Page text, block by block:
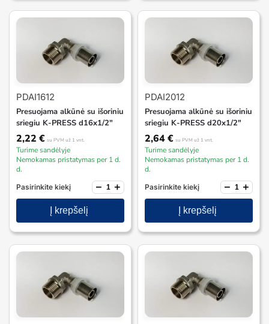
PDAI1612
Presuojama alkūnė su išoriniu
sriegiu K-PRESS d16x1/2″
2,22 € su PVM už 1 vnt.
Turime sandėlyje
Nemokamas pristatymas per 1 d.
d.
Pasirinkite kiekį − +
Į krepšelį
PDAI2012
Presuojama alkūnė su išoriniu
sriegiu K-PRESS d20x1/2″
2,64€ su PVM už 1 vnt.
Turime sandėlyje
Nemokamas pristatymas per 1 d.
d.
Pasirinkite kiekį − +
Į krepšelį